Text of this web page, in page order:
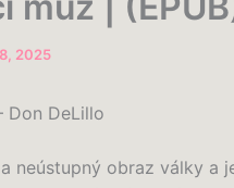
2025
Don DeLillo
neústupný obraz války a